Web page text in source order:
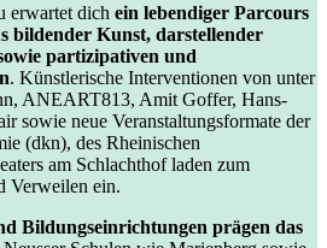
erwartet dich ein lebendiger Parcours
bildender Kunst, darstellender
partizipativen und
. Künstlerische Interventionen von unter
ANEART813, Amit Goffer, Hans-
sowie neue Veranstaltungsformate der
(dkn), des Rheinischen
am Schlachthof laden zum
Verweilen ein.
Bildungseinrichtungen prägen das